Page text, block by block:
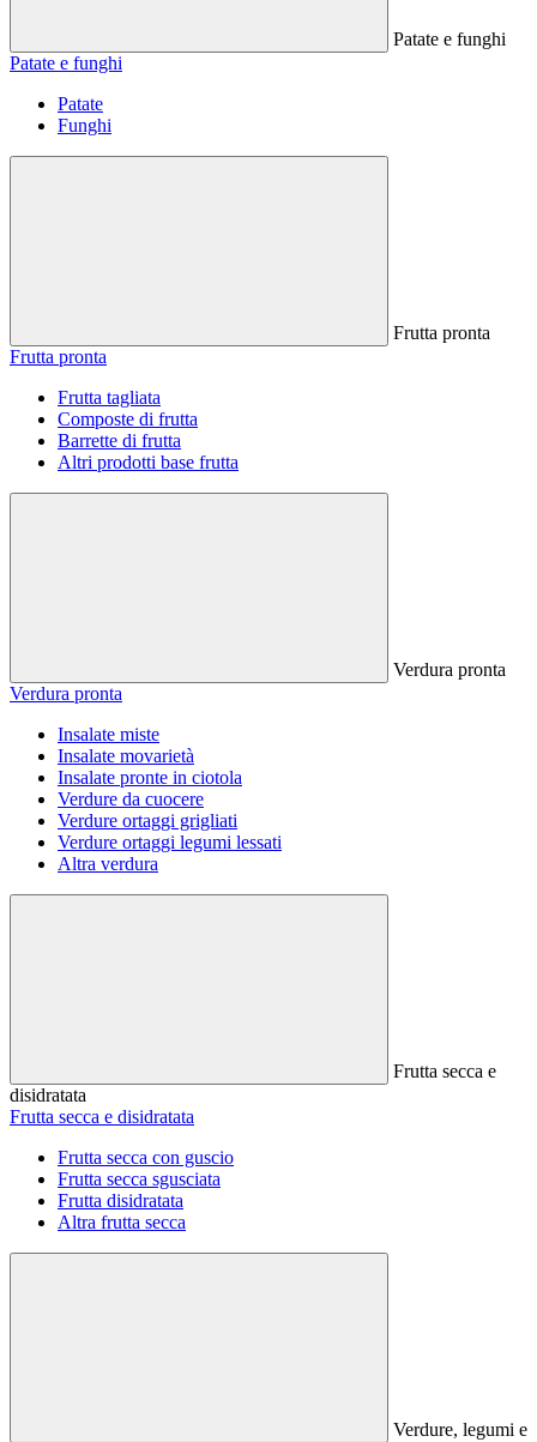
Patate e funghi
Patate e funghi
Patate
Funghi
Frutta pronta
Frutta pronta
Frutta tagliata
Composte di frutta
Barrette di frutta
Altri prodotti base frutta
Verdura pronta
Verdura pronta
Insalate miste
Insalate movarietà
Insalate pronte in ciotola
Verdure da cuocere
Verdure ortaggi grigliati
Verdure ortaggi legumi lessati
Altra verdura
Frutta secca e
disidratata
Frutta secca e disidratata
Frutta secca con guscio
Frutta secca sgusciata
Frutta disidratata
Altra frutta secca
Verdure, legumi e